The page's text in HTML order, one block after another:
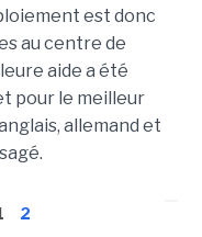
est donc
au centre de
aide a été
pour le meilleur
allemand et
2